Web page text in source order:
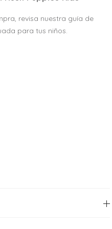
revisa nuestra guía de
para tus niños.